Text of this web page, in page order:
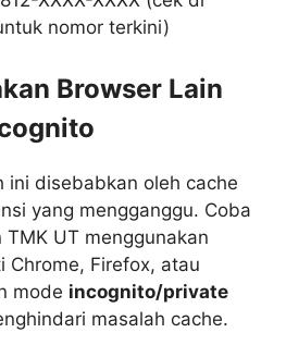
nomor terkini)
Browser Lain
ini disebabkan oleh cache
yang mengganggu. Coba
UT menggunakan
Chrome, Firefox, atau
mode incognito/private
masalah cache.